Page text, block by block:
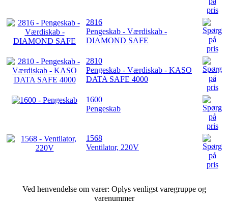
2816
Pengeskab - Værdiskab -
DIAMOND SAFE
2810
Pengeskab - Værdiskab - KASO
DATA SAFE 4000
1600
Pengeskab
1568
Ventilator, 220V
Ved henvendelse om varer: Oplys venligst varegruppe og
varenummer